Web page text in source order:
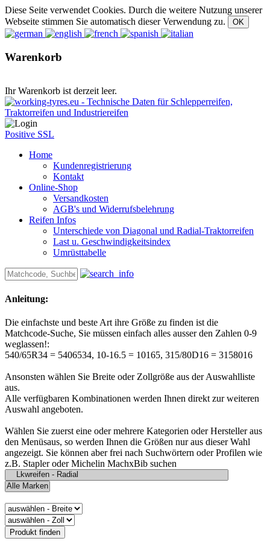
Diese Seite verwendet Cookies. Durch die weitere Nutzung unserer
Webseite stimmen Sie automatisch dieser Verwendung zu.
Warenkorb
Ihr Warenkorb ist derzeit leer.
Positive SSL
Home
Kundenregistrierung
Kontakt
Online-Shop
Versandkosten
AGB's und Widerrufsbelehrung
Reifen Infos
Unterschiede von Diagonal und Radial-Traktorreifen
Last u. Geschwindigkeitsindex
Umrüsttabelle
Anleitung:
Die einfachste und beste Art ihre Größe zu finden ist die
Matchcode-Suche, Sie müssen einfach alles ausser den Zahlen 0-9
weglassen!:
540/65R34 = 5406534, 10-16.5 = 10165, 315/80D16 = 3158016
Ansonsten wählen Sie Breite oder Zollgröße aus der Auswahlliste
aus.
Alle verfügbaren Kombinationen werden Ihnen direkt zur weiteren
Auswahl angeboten.
Wählen Sie zuerst eine oder mehrere Kategorien oder Hersteller aus
den Menüsaus, so werden Ihnen die Größen nur aus dieser Wahl
angezeigt. Sie können aber frei nach Suchwörtern oder Profilen wie
z.B. Stapler oder Michelin MachxBib suchen